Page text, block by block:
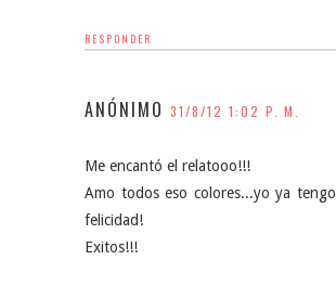
RESPONDER
ANÓNIMO 31/8/12 1:02 P. M.
Me encantó el relatooo!!!
Amo todos eso colores...yo ya
felicidad!
Exitos!!!